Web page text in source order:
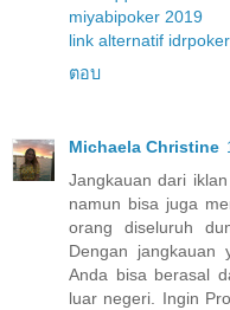
miyabipoker 2019
link alternatif
ตอบ
Michaela Christine
Jangkauan dari
namun bisa juga
orang diseluruh
Dengan jangkauan
Anda bisa berasal
luar negeri. Ingin